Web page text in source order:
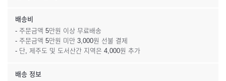
배송비
- 주문금액 5만원 이상 무료배송
- 주문금액 5만원 미만 3,000원 선불 결제
- 단, 제주도 및 도서산간 지역은 4,000원 추가
배송 정보